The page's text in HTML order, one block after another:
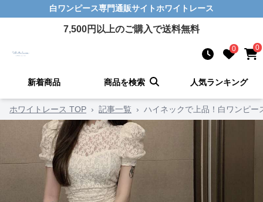
白ワンピース専門通販サイトホワイトレース
7,500円以上のご購入で送料無料
0 0
新着商品 商品を検索 人気ランキング
ホワイトレース TOP › 記事一覧 › ハイネックで上品！白ワンピー